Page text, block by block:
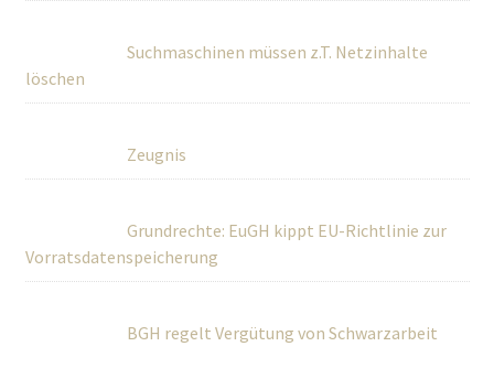
Suchmaschinen müssen z.T. Netzinhalte
löschen
Zeugnis
Grundrechte: EuGH kippt EU-Richtlinie zur
Vorratsdatenspeicherung
BGH regelt Vergütung von Schwarzarbeit